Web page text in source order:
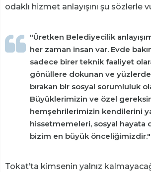
odaklı hizmet anlayışını şu sözlerle
"Üretken Belediyecilik
her zaman insan var. Evde
sadece birer teknik faaliyet
gönüllere dokunan ve
bırakan bir sosyal sorumluluk
Büyüklerimizin ve özel
hemşehrilerimizin kendilerini
hissetmemeleri, sosyal hayata
bizim en büyük önceliğimizdir."
Tokat’ta kimsenin yalnız